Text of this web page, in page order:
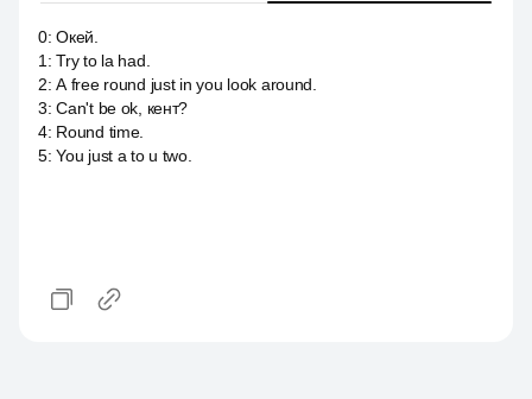
0:Окей.
1 :Try to la had.
2:А free round just in you look around.
3:Can't be ok, кент?
4: Round time.
5:You just a to u two.